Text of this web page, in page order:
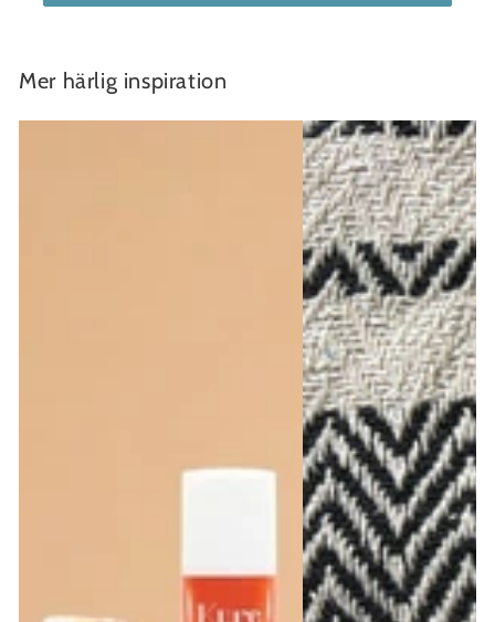
Mer härlig inspiration